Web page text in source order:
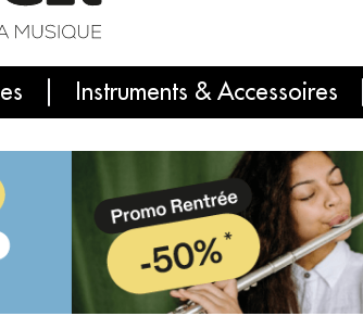
Instruments & Accessoires